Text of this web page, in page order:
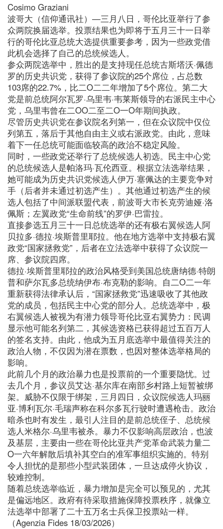
Cosimo Graziani
波哥大（信仰通讯社）—三月八日，哥伦比亚举行了参
众两院换届选举。投票结果也为即将于五月三十一日举
行的哥伦比亚总统大选提供重要参考，因为一些政党借
此机会选择了自己的总统候选人。
参众两院选举中，胜出的是支持现任总统古斯塔沃·佩德
罗的历史共识党，获得了参议院的25个席位，占总数
103席的22.7%，比二O二二年增加了5个席位。第二大
党是前总统阿尔瓦罗·乌里韦·韦莱斯领导的右派民主中心
党，乌里韦曾在二OO二至二O一O年期间执政。
尽管历史共识党在参议院名列第一，但在众议院中仅位
列第五，落后于其他自由主义或右派政党。由此，意味
着下一任总统可能面临较高的政治不稳定风险。
同时，一些政党还举行了总统候选人初选。民主中心党
的总统候选人是帕洛玛·瓦伦西亚。根据立法选举结果，
她可能成为历史共识党候选人伊万·塞佩达的主要竞争对
手（后者并未通过初选产生）。其他通过初选产生的候
选人包括了中间派联盟代表，前波哥大市长克劳迪娅·洛
佩斯；左翼政党“生命前线”的罗伊·巴雷拉。
直接参选五月三十一日总统选举的还有极右翼候选人阿
贝拉多·德拉·埃斯普里耶拉。他在地方选举中支持极右翼
政党“国家拯救党”，后者在立法选举中获得了众议院一
席、参议院四席。
德拉·埃斯普里耶拉的政治风格受到美国总统唐纳德·特朗
普和萨尔瓦多总统纳伊布·布克勒的影响。自二O二一年
重新获得法律承认后，“国家拯救党”迅速吸收了其他政
党的成员，包括民主中心党的部分人。总统选举中，极
右翼候选人被视为有潜力领导哥伦比亚右翼势力：民调
显示他可能名列第二，其候选资格已获得超过五百万人
的签名支持。由此，他成为五月底选举中最值得关注的
政治人物，不仅因为潜在票数，也因对整体选举格局的
影响。
此前几个月的政治暴力也是投票前的一个重要隐忧。过
去几个月，参议员艾达·基尔库在南部乡村路上短暂被绑
架。威胁不仅限于绑架，三月四日，众议院候选人玛丽
亚·博利瓦尔·毛瑞声称在科尔多瓦行驶时遭遇枪击。政治
暗杀也时有发生，最引人注目的是前总统侄子、总统候
选人米格尔·乌里韦被杀。暴力不仅影响高层政治，也波
及基层，主要由一些在哥伦比亚共产党革命武装力量二
O一六年解散后填补其空白的准军事组织实施的。特别
令人担忧的是那些小型武装团体，一旦达成停火协议，
较难控制。
随着总统选举临近，暴力增加是完全可以预见的，尤其
是偏远地区。政府有待采取措施保障投票秩序，就像立
法选举中部署了二十五万名士兵保卫投票站一样。
（Agenzia Fides 18/03/2026）